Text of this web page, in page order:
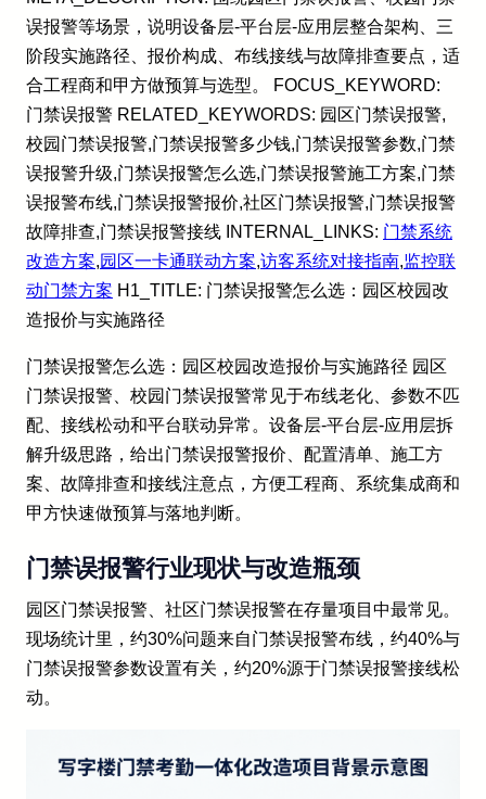
误报警等场景，说明设备层-平台层-应用层整合架构、三
阶段实施路径、报价构成、布线接线与故障排查要点，适
合工程商和甲方做预算与选型。 FOCUS_KEYWORD:
门禁误报警 RELATED_KEYWORDS: 园区门禁误报警,
校园门禁误报警,门禁误报警多少钱,门禁误报警参数,门禁
误报警升级,门禁误报警怎么选,门禁误报警施工方案,门禁
误报警布线,门禁误报警报价,社区门禁误报警,门禁误报警
故障排查,门禁误报警接线 INTERNAL_LINKS: 门禁系统
改造方案,园区一卡通联动方案,访客系统对接指南,监控联
动门禁方案 H1_TITLE: 门禁误报警怎么选：园区校园改
造报价与实施路径
门禁误报警怎么选：园区校园改造报价与实施路径 园区
门禁误报警、校园门禁误报警常见于布线老化、参数不匹
配、接线松动和平台联动异常。设备层-平台层-应用层拆
解升级思路，给出门禁误报警报价、配置清单、施工方
案、故障排查和接线注意点，方便工程商、系统集成商和
甲方快速做预算与落地判断。
门禁误报警行业现状与改造瓶颈
园区门禁误报警、社区门禁误报警在存量项目中最常见。
现场统计里，约30%问题来自门禁误报警布线，约40%与
门禁误报警参数设置有关，约20%源于门禁误报警接线松
动。